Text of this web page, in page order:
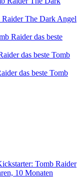
The Dark Angel
Raider das beste
das beste Tomb
das beste Tomb
Tomb Raider
10 Monaten